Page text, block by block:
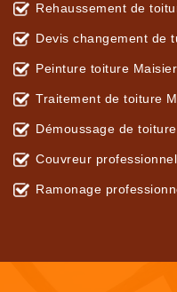
Rehaussement de
Devis changement de
Peinture toiture
Traitement de toiture
Démoussage de
Couvreur
Ramonage